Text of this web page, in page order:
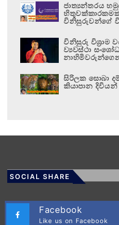
ජාත්‍යන්තරය
විනිසුරුවන්ගේ
විනිසුරු විශ්‍රාම
ව්‍යවස්ථා
සිරිලක සොබා
කියාපාන
SOCIAL SHARE
Facebook
Like us on Facebook